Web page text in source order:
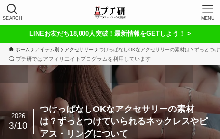
SEARCH MENU
LINEお友だち18,000人突破！最新情報をGETしよう！ >
ホーム アイテム別 アクセサリー つけっぱなしOKなアクセサリーの素材は？ずっとつ
プチ研ではアフィリエイトプログラムを利用しています
つけっぱなしOKなアクセサリーの素材
は？ずっとつけていられるネックレスやピ
アス・リングについて
2026
3/10